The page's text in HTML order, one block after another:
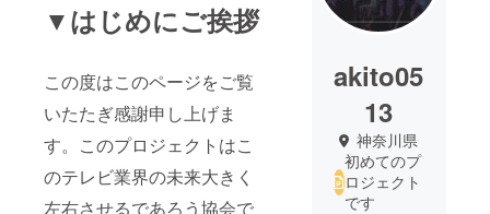
▼はじめにご挨拶
この度はこのページをご覧
いたたぎ感謝申し上げま
す。このプロジェクトはこ
のテレビ業界の未来大きく
左右させるであろう協会で
akito05
13
神奈川県
初めてのプ
ロジェクト
です